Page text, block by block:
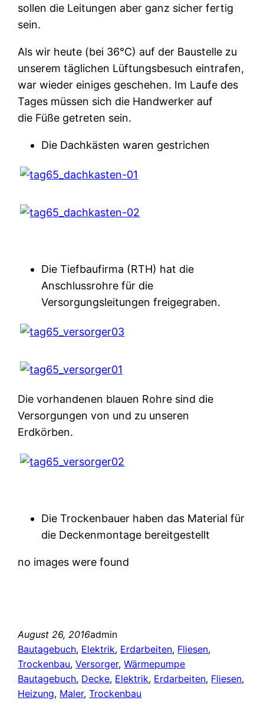
sollen die Leitungen aber ganz sicher fertig
sein.
Als wir heute (bei 36°C) auf der Baustelle zu
unserem täglichen Lüftungsbesuch eintrafen,
war wieder einiges geschehen. Im Laufe des
Tages müssen sich die Handwerker auf
die Füße getreten sein.
Die Dachkästen waren gestrichen
Die Tiefbaufirma (RTH) hat die
Anschlussrohre für die
Versorgungsleitungen freigegraben.
Die vorhandenen blauen Rohre sind die
Versorgungen von und zu unseren
Erdkörben.
Die Trockenbauer haben das Material für
die Deckenmontage bereitgestellt
no images were found
August 26, 2016admin
Bautagebuch, Elektrik, Erdarbeiten, Fliesen
Trockenbau, Versorger, Wärmepumpe
Bautagebuch, Decke, Elektrik, Erdarbeiten, Fliesen
Heizung, Maler, Trockenbau